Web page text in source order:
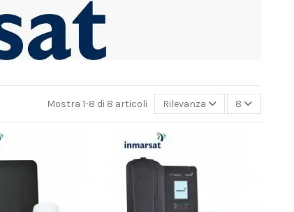
Mostra 1-8 di 8 articoli Rilevanza 8